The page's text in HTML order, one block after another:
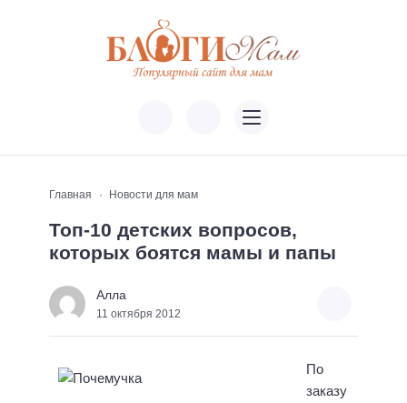
Главная Новости для мам
Топ-10 детских вопросов,
которых боятся мамы и папы
Алла
11 октября 2012
По
заказу